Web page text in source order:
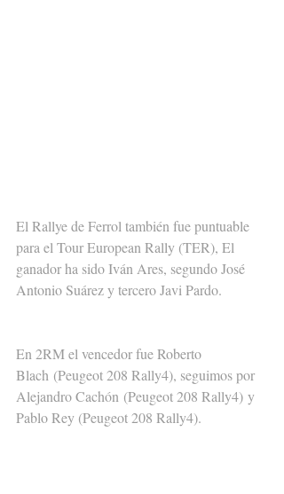
El Rallye de Ferrol también fue puntuable
para el Tour European Rally (TER), El
ganador ha sido Iván Ares, segundo José
Antonio Suárez y tercero Javi Pardo.
En 2RM el vencedor fue Roberto
Blach (Peugeot 208 Rally4), seguimos por
Alejandro Cachón (Peugeot 208 Rally4) y
Pablo Rey (Peugeot 208 Rally4).